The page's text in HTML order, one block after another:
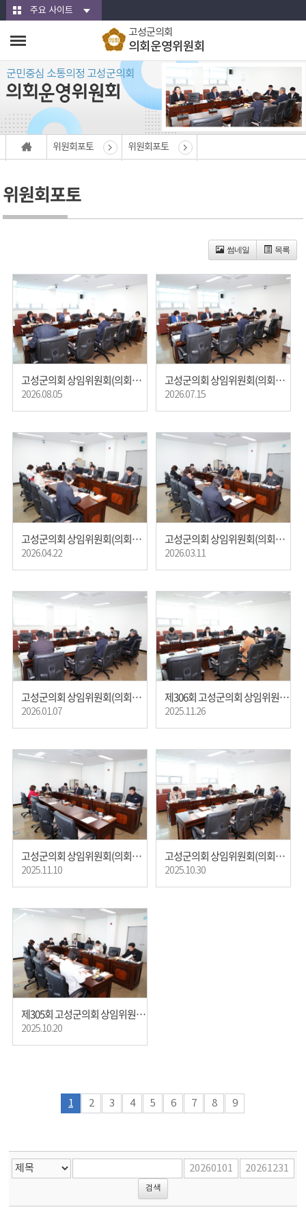
본문바로가기주요 사이트
고성군의회
의회운영위원회
군민중심 소통의정 고성군의회
위원회포토 위원회포토
위원회포토
썸네일 목록
고성군의회 상임위원회(의회운영)
2026.08.05
고성군의회 상임위원회(의회운영)
2026.07.15
고성군의회 상임위원회(의회운영)
2026.04.22
고성군의회 상임위원회(의회운영)
2026.03.11
고성군의회 상임위원회(의회운영)
2026.01.07
제306회 고성군의회 상임위원회(의회운영)
2025.11.26
고성군의회 상임위원회(의회운영)
2025.11.10
고성군의회 상임위원회(의회운영)
2025.10.30
제305회 고성군의회 상임위원회(의회운영)
2025.10.20
1 2 3 4 5 6 7 8 9